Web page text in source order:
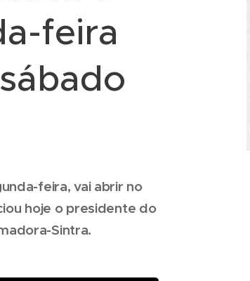
feira
feira, vai abrir no
hoje o presidente do
Sintra.